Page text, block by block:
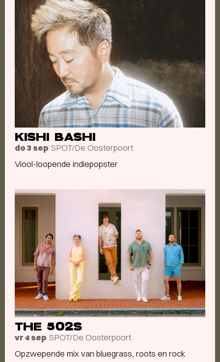
KISHI BASHI
do 3 sep SPOT/De Oosterpoort
Viool-loopende indiepopster
THE 502S
vr 4 sep SPOT/De Oosterpoort
Opzwepende mix van bluegrass, roots en rock